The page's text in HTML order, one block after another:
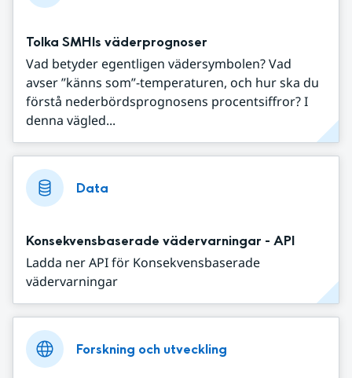
Tolka SMHIs väderprognoser
Vad betyder egentligen vädersymbolen? Vad
avser ”känns som”-temperaturen, och hur ska du
förstå nederbördsprognosens procentsiffror? I
denna vägled...
Data
Konsekvensbaserade vädervarningar - API
Ladda ner API för Konsekvensbaserade
vädervarningar
Forskning och utveckling